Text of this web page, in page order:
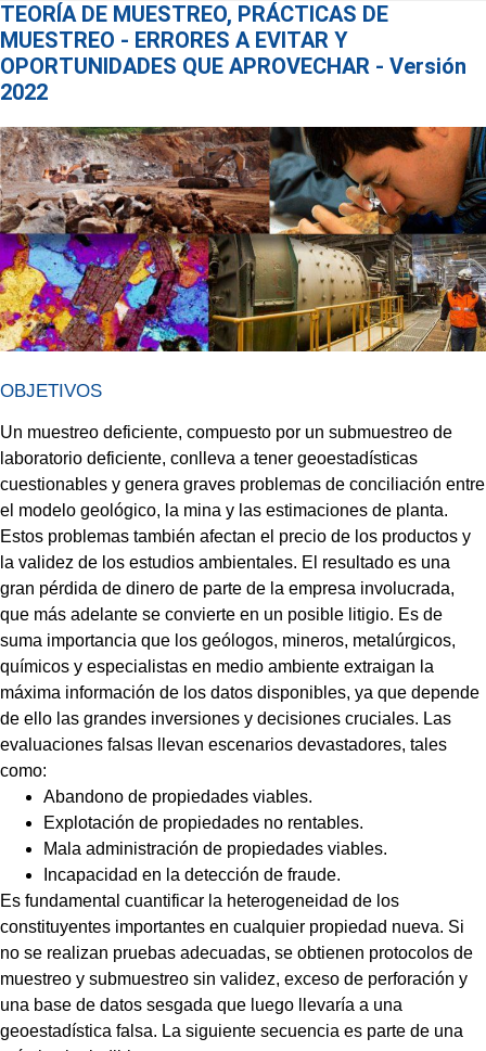
TEORÍA DE MUESTREO, PRÁCTICAS DE
MUESTREO - ERRORES A EVITAR Y
OPORTUNIDADES QUE APROVECHAR - Versión
2022
OBJETIVOS
Un muestreo deficiente, compuesto por un submuestreo de
laboratorio deficiente, conlleva a tener geoestadísticas
cuestionables y genera graves problemas de conciliación entre
el modelo geológico, la mina y las estimaciones de planta.
Estos problemas también afectan el precio de los productos y
la validez de los estudios ambientales. El resultado es una
gran pérdida de dinero de parte de la empresa involucrada,
que más adelante se convierte en un posible litigio. Es de
suma importancia que los geólogos, mineros, metalúrgicos,
químicos y especialistas en medio ambiente extraigan la
máxima información de los datos disponibles, ya que depende
de ello las grandes inversiones y decisiones cruciales. Las
evaluaciones falsas llevan escenarios devastadores, tales
como:
Abandono de propiedades viables.
Explotación de propiedades no rentables.
Mala administración de propiedades viables.
Incapacidad en la detección de fraude.
Es fundamental cuantificar la heterogeneidad de los
constituyentes importantes en cualquier propiedad nueva. Si
no se realizan pruebas adecuadas, se obtienen protocolos de
muestreo y submuestreo sin validez, exceso de perforación y
una base de datos sesgada que luego llevaría a una
geoestadística falsa. La siguiente secuencia es parte de una